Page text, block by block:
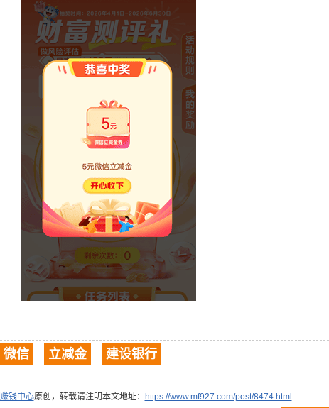
微信 立减金 建设银行
钱中心原创，转载请注明本文地址： https://www.mf927.com/post/8474.html